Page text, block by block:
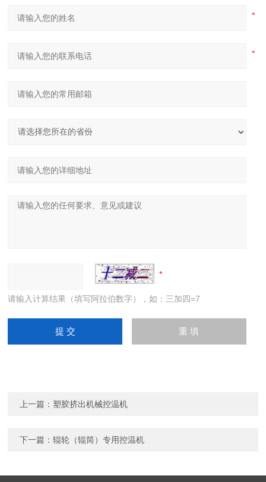
请输入计算结果（填写阿拉伯数字），如：三加四=7
上一篇： 塑胶挤出机械控温机
下一篇：辊轮（辊筒）专用控温机